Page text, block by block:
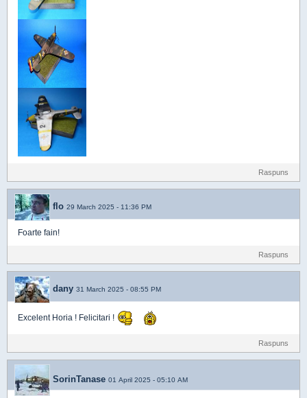
Raspuns
flo 29 March 2025 - 11:36 PM
Foarte fain!
Raspuns
dany 31 March 2025 - 08:55 PM
Excelent Horia ! Felicitari !
Raspuns
SorinTanase 01 April 2025 - 05:10 AM